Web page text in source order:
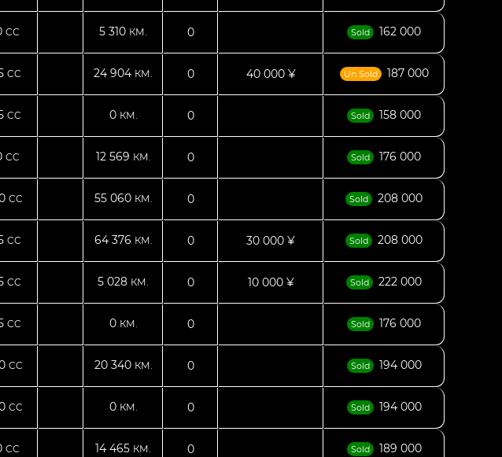
CC 5 310 КМ. 0 Sold 162 000
CC 24 904 КМ. 0 40 000 ¥ Un Sold 187 000
CC 0 КМ. 0 Sold 158 000
CC 12 569 КМ. 0 Sold 176 000
CC 55 060 КМ. 0 Sold 208 000
CC 64 376 КМ. 0 30 000 ¥ Sold 208 000
CC 5 028 КМ. 0 10 000 ¥ Sold 222 000
CC 0 КМ. 0 Sold 176 000
CC 20 340 КМ. 0 Sold 194 000
CC 0 КМ. 0 Sold 194 000
CC 14 465 КМ. 0 Sold 189 000